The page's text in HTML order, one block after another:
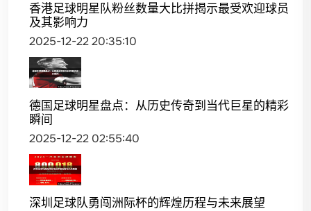
香港足球明星队粉丝数量大比拼揭示最受欢迎球员
及其影响力
2025-12-22 20:35:10
德国足球明星盘点：从历史传奇到当代巨星的精彩
瞬间
2025-12-22 02:55:40
深圳足球队勇闯洲际杯的辉煌历程与未来展望